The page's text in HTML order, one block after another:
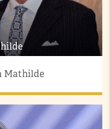
Mathilde